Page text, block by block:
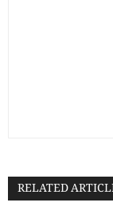
RELATED